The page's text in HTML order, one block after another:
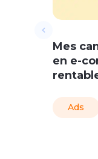
Mes
en e-
Ads